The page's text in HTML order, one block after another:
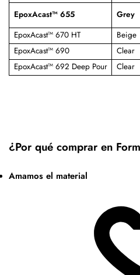
EpoxAcast™ 655 Grey
EpoxAcast™ 670 HT
Beige
EpoxAcast™ 690
Clear
EpoxAcast™ 692 Deep Pour
Clear
¿Por qué comprar en
Amamos el material